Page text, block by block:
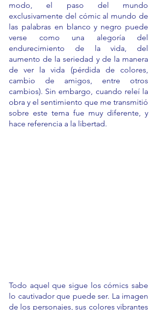
modo, el paso del mundo
exclusivamente del cómic al mundo de
las palabras en blanco y negro puede
verse como una alegoría del
endurecimiento de la vida, del
aumento de la seriedad y de la manera
de ver la vida (pérdida de colores,
cambio de amigos, entre otros
cambios). Sin embargo, cuando releí la
obra y el sentimiento que me transmitió
sobre este tema fue muy diferente, y
hace referencia a la libertad.
Todo aquel que sigue los cómics sabe
lo cautivador que puede ser. La imagen
de los personajes, sus colores vibrantes